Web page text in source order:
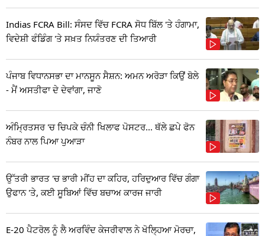
Indias FCRA Bill: ਸੰਸਦ ਵਿੱਚ FCRA ਸੋਧ ਬਿੱਲ 'ਤੇ ਹੰਗਾਮਾ,
ਵਿਦੇਸ਼ੀ ਫੰਡਿੰਗ 'ਤੇ ਸਖ਼ਤ ਨਿਯੰਤਰਣ ਦੀ ਤਿਆਰੀ
ਪੰਜਾਬ ਵਿਧਾਨਸਭਾ ਦਾ ਮਾਨਸੂਨ ਸੈਸ਼ਨ: ਅਮਨ ਅਰੋੜਾ ਕਿਉਂ ਬੋਲੇ
- ਮੈਂ ਅਸਤੀਫਾ ਦੇ ਦੇਵਾਂਗਾ, ਜਾਣੋ
ਅੰਮ੍ਰਿਤਸਰ 'ਚ ਚਿਪਕੇ ਚੰਨੀ ਖਿਲਾਫ ਪੋਸਟਰ... ਥੱਲੇ ਛਪੇ ਫੋਨ
ਨੰਬਰ ਨਾਲ ਪਿਆ ਪੁਆੜਾ
ਉੱਤਰੀ ਭਾਰਤ 'ਚ ਭਾਰੀ ਮੀਂਹ ਦਾ ਕਹਿਰ, ਹਰਿਦੁਆਰ ਵਿੱਚ ਗੰਗਾ
ਉਫਾਨ 'ਤੇ, ਕਈ ਸੂਬਿਆਂ ਵਿੱਚ ਬਚਾਅ ਕਾਰਜ ਜਾਰੀ
E-20 ਪੈਟਰੋਲ ਨੂੰ ਲੈ ਅਰਵਿੰਦ ਕੇਜਰੀਵਾਲ ਨੇ ਖੋਲ੍ਹਿਆ ਮੋਰਚਾ,